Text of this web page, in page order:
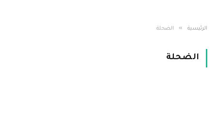
الرئيسية » الضحلة
الضحلة